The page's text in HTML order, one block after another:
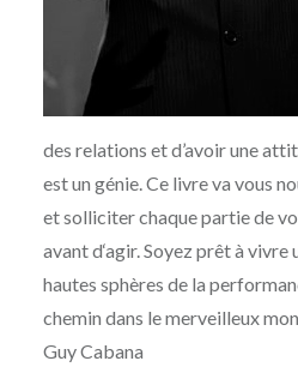
des relations et d’avoir une
est un génie. Ce livre va vous
et solliciter chaque partie de
avant d‘agir. Soyez prêt à vivre
hautes sphères de la
chemin dans le merveilleux
Guy Cabana